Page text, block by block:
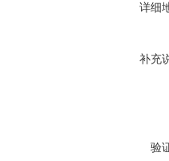
详细
补充
验